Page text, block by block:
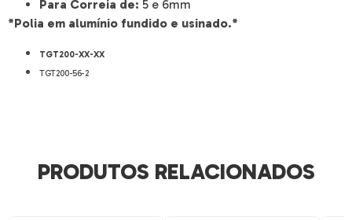
Para Correia de: 5 e 6mm
*Polia em alumínio fundido e usinado.*
TGT200-XX-XX
TGT200-56-2
PRODUTOS RELACIONADOS